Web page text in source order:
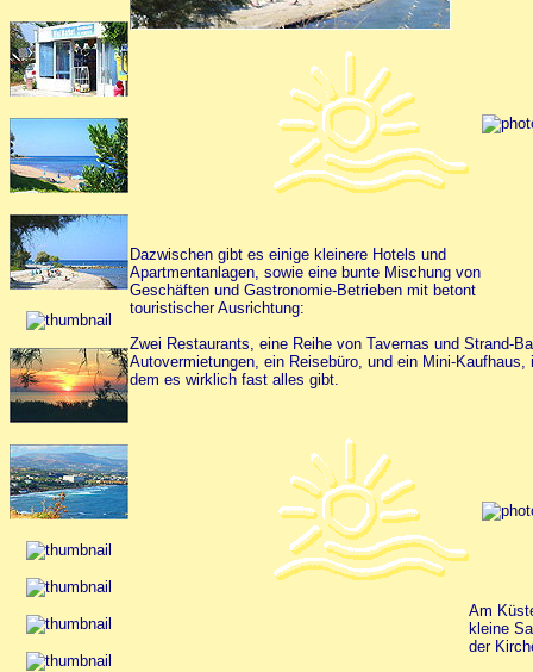
Dazwischen gibt es einige kleinere Hotels und
Apartmentanlagen, sowie eine bunte Mischung von
Geschäften und Gastronomie-Betrieben mit betont
touristischer Ausrichtung:
Zwei Restaurants, eine Reihe von Tavernas und Strand-
Autovermietungen, ein Reisebüro, und ein Mini-Kaufhaus,
dem es wirklich fast alles gibt.
Am
kleine
der